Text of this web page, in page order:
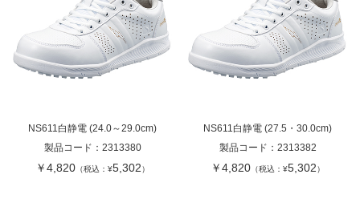
NS611白静電 (24.0～29.0cm)
製品コード： 2313380
￥4,820 （税込：¥5,302）
NS611白静電 (27.5・30.0cm)
製品コード： 2313382
￥4,820 （税込：¥5,302）